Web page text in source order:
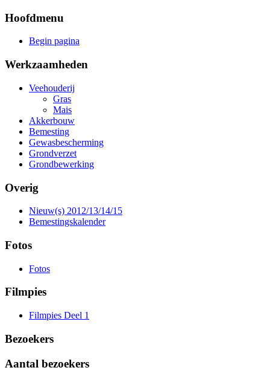
Hoofdmenu
Begin pagina
Werkzaamheden
Veehouderij
Gras
Mais
Akkerbouw
Bemesting
Gewasbescherming
Grondverzet
Grondbewerking
Overig
Nieuw(s) 2012/13/14/15
Bemestingskalender
Fotos
Fotos
Filmpies
Filmpies Deel 1
Bezoekers
Aantal bezoekers